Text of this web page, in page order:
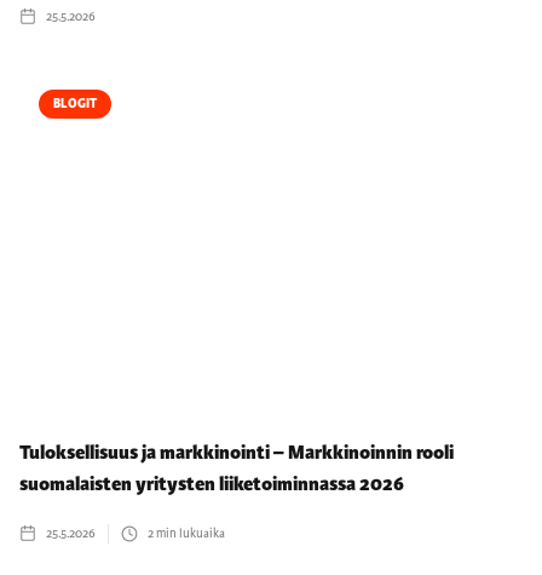
25.5.2026
BLOGIT
Tuloksellisuus ja markkinointi – Markkinoinnin rooli
suomalaisten yritysten liiketoiminnassa 2026
25.5.2026 2min lukuaika